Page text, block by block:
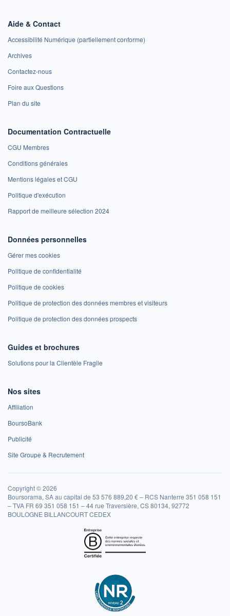
Aide & Contact
Accessibilité Numérique (partiellement conforme)
Archives
Contactez-nous
Foire aux Questions
Plan du site
Documentation Contractuelle
CGU Membres
Conditions générales
Mentions légales et CGU
Politique d'exécution
Rapport de meilleure sélection 2024
Données personnelles
Gérer mes cookies
Politique de confidentialité
Politique de cookies
Politique de protection des données membres et visiteurs
Politique de protection des données prospects
Guides et brochures
Solutions pour la Clientèle Fragile
Nos sites
Affiliation
BoursoBank
Publicité
Site Groupe & Recrutement
Copyright © 2026
Boursorama, SA au capital de 53 576 889,20 € – RCS Nanterre 351 058 151
– TVA FR 69 351 058 151 – 44 rue Traversière, CS 80134, 92772
BOULOGNE BILLANCOURT CEDEX